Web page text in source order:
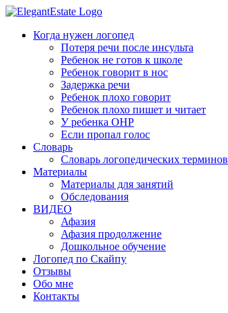
Когда нужен логопед
Потеря речи после инсульта
Ребенок не готов к школе
Ребенок говорит в нос
Задержка речи
Ребенок плохо говорит
Ребенок плохо пишет и читает
У ребенка ОНР
Если пропал голос
Словарь
Словарь логопедических терминов
Материалы
Материалы для занятий
Обследования
ВИДЕО
Афазия
Афазия продолжение
Дошкольное обучение
Логопед по Скайпу
Отзывы
Обо мне
Контакты